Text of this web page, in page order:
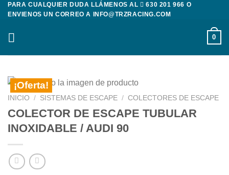
Saltar
contenido
PARA CUALQUIER DUDA LLÁMENOS AL 630 201 966 O
ENVIENOS UN CORREO A
INFO@TRZRACING.COM
0
¡Oferta!
INICIO / SISTEMAS DE ESCAPE / COLECTORES DE ESCAPE
COLECTOR DE ESCAPE TUBULAR
INOXIDABLE / AUDI 90